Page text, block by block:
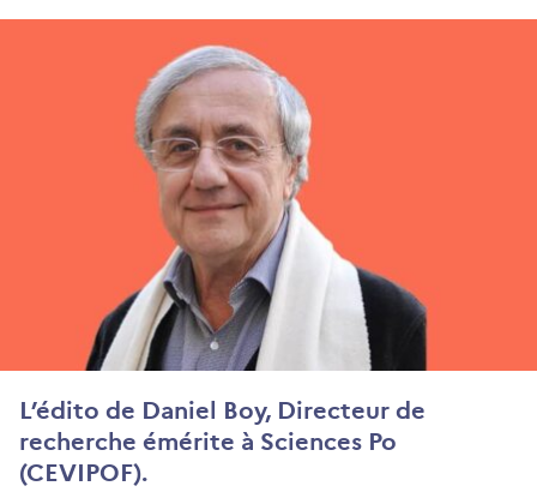
L’édito de Daniel Boy, Directeur de
recherche émérite à Sciences Po
(CEVIPOF).